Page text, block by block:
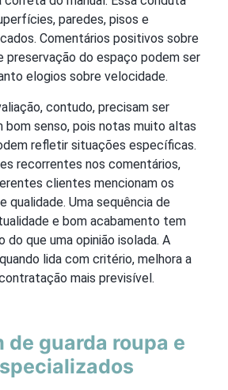
paredes, pisos e
Comentários positivos sobre
preservação do espaço podem ser
elogios sobre velocidade.
contudo, precisam ser
senso, pois notas muito altas
refletir situações específicas.
recorrentes nos comentários,
clientes mencionam os
qualidade. Uma sequência de
e bom acabamento tem
do que uma opinião isolada. A
lida com critério, melhora a
mais previsível.
de guarda roupa e